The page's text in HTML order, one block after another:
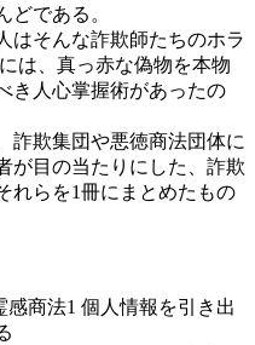
どである。
はそんな詐欺師たちのホラ
は、真っ赤な偽物を本物
き人心掌握術があったの
詐欺集団や悪徳商法団体に
が目の当たりにした、詐欺
れらを1冊にまとめたもの
商法1 個人情報を引き出